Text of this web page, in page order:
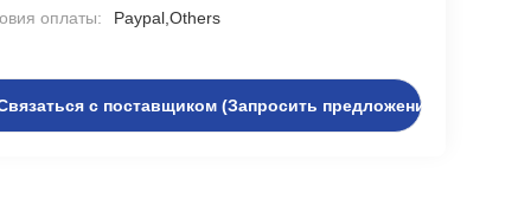
оплаты: Paypal,Others
с поставщиком (Запросить предложение)